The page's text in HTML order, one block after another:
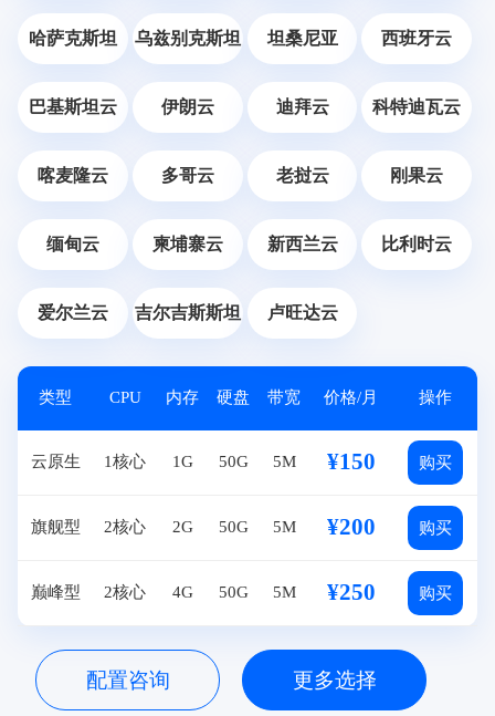
哈萨克斯坦 乌兹别克斯坦 坦桑尼亚 西班牙云
巴基斯坦云 伊朗云 迪拜云 科特迪瓦云
喀麦隆云 多哥云 老挝云 刚果云
缅甸云 柬埔寨云 新西兰云 比利时云
爱尔兰云 吉尔吉斯斯坦 卢旺达云
类型 CPU 内存 硬盘 带宽 价格/月 操作
云原生 1核心 1G 50G 5M ¥150 购买
旗舰型 2核心 2G 50G 5M ¥200 购买
巅峰型 2核心 4G 50G 5M ¥250 购买
配置咨询 更多选择